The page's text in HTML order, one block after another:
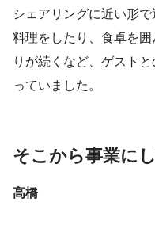
シェアリングに近い形
料理をしたり、食卓を
りが続くなど、ゲスト
っていました。
そこから事業に
高橋